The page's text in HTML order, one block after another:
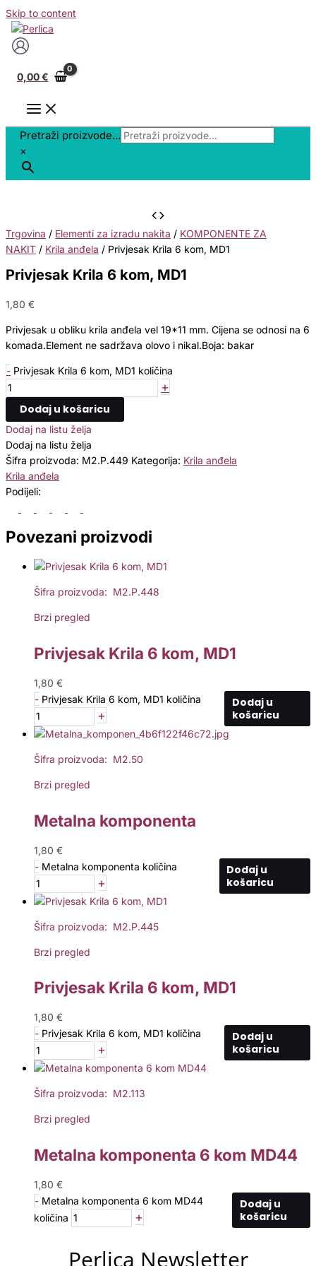
Skip to content
0,00€
Pretraži proizvode...
×
Trgovina / Elementi za izradu nakita / KOMPONENTE ZA
NAKIT / Krila anđela / Privjesak Krila 6 kom, MD1
Privjesak Krila 6 kom, MD1
1,80 €
Privjesak u obliku krila anđela vel 19*11 mm. Cijena se odnosi na 6
komada.Element ne sadržava olovo i nikal.Boja: bakar
- Privjesak Krila 6 kom, MD1 količina
+
Dodaj u košaricu
Dodaj na listu želja
Dodaj na listu želja
Šifra proizvoda: M2.P.449 Kategorija: Krila anđela
Krila anđela
Podijeli:
Povezani proizvodi
Šifra proizvoda: M2.P.448
Brzi pregled
Privjesak Krila 6 kom, MD1
1,80 €
- Privjesak Krila 6 kom, MD1 količina
+
Dodaj u
košaricu
Šifra proizvoda: M2.50
Brzi pregled
Metalna komponenta
1,80 €
- Metalna komponenta količina
+
Dodaj u
košaricu
Šifra proizvoda: M2.P.445
Brzi pregled
Privjesak Krila 6 kom, MD1
1,80 €
- Privjesak Krila 6 kom, MD1 količina
+
Dodaj u
košaricu
Šifra proizvoda: M2.113
Brzi pregled
Metalna komponenta 6 kom MD44
1,80 €
- Metalna komponenta 6 kom MD44
količina
+
Dodaj u
košaricu
Perlica Newsletter